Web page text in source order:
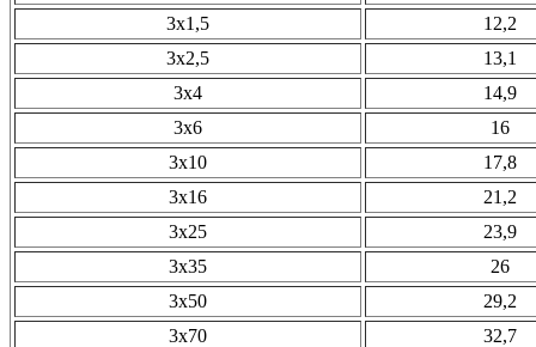
3х1,5
12,2
3х2,5
13,1
3х4
14,9
3х6
16
3х10
17,8
3х16
21,2
3х25
23,9
3х35
26
3х50
29,2
3х70
32,7